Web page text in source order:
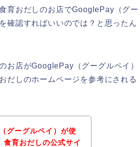
育おだしのお店でGooglePay（グー
確認すればいいのでは？と思ったん
お店がGooglePay（グーグルペイ）
だしのホームページを参考にされる
グーグルペイ）が使
食育おだしの公式サイ